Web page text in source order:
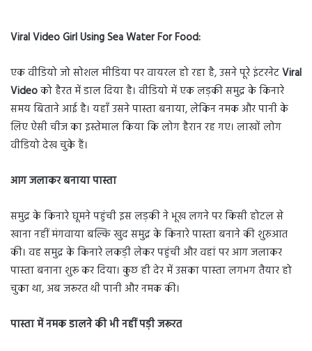
Viral Video Girl Using Sea Water For Food:
एक वीडियो जो सोशल मीडिया पर वायरल हो रहा है, उसने पूरे इंटरनेटViral
Videoको हैरत में डाल दिया है। वीडियो में एक लड़की समुद्र के किनारे
समय बिताने आई है। यहाँ उसने पास्ता बनाया, लेकिन नमक और पानी के
लिए ऐसी चीज का इस्तेमाल किया कि लोग हैरान रह गए। लाखों लोग
वीडियो देख चुके हैं।
आग जलाकर बनाया पास्ता
समुद्र के किनारे घूमने पहुंची इस लड़की ने भूख लगने पर किसी होटल से
खाना नहीं मंगवाया बल्कि खुद समुद्र के किनारे पास्ता बनाने की शुरुआत
की। वह समुद्र के किनारे लकड़ी लेकर पहुंची और वहां पर आग जलाकर
पास्ता बनाना शुरू कर दिया। कुछ ही देर में उसका पास्ता लगभग तैयार हो
चुका था, अब जरूरत थी पानी और नमक की।
पास्ता में नमक डालने की भी नहीं पड़ी जरूरत